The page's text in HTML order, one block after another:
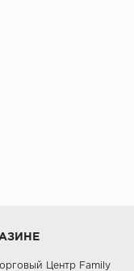
Центр Family